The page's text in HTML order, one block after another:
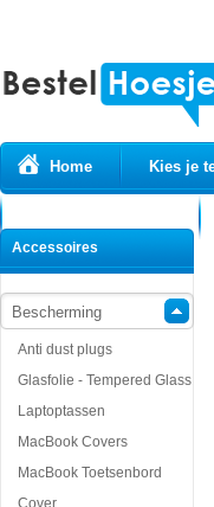
Home Kies je
Accessoires
Bescherming
Anti dust plugs
Glasfolie - Tempered Glass
Laptoptassen
MacBook Covers
MacBook Toetsenbord
Cover